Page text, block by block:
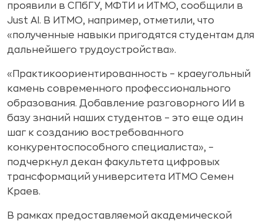
проявили в СПбГУ, МФТИ и ИТМО, сообщили в
Just AI. В ИТМО, например, отметили, что
«полученные навыки пригодятся студентам для
дальнейшего трудоустройства».
«Практикоориентированность – краеугольный
камень современного профессионального
образования. Добавление разговорного ИИ в
базу знаний наших студентов – это еще один
шаг к созданию востребованного
конкурентоспособного специалиста», –
подчеркнул декан факультета цифровых
трансформаций университета ИТМО Семен
Краев.
В рамках предоставляемой академической